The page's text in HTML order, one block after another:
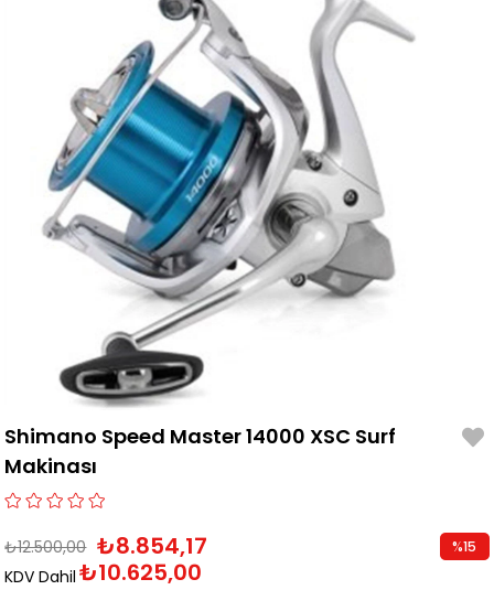
Shimano Speed Master 14000 XSC Surf
Makinası
₺12.500,00 ₺8.854,17
KDV Dahil ₺10.625,00
%15